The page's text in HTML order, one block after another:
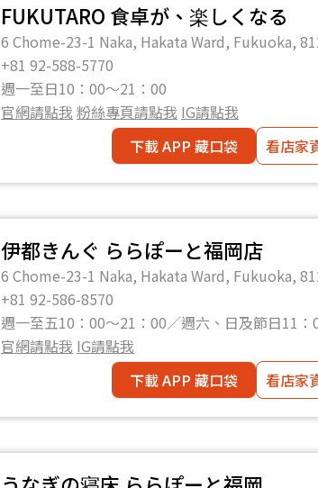
FUKUTARO 食卓が、楽しくなる
6 Chome-23-1 Naka, Hakata Ward, Fukuoka,
+81 92-588-5770
週一至日10：00～21：00
官網請點我 粉絲專頁請點我 IG請點我
下載 APP 藏口袋
看店家
伊都きんぐ ららぽーと福岡店
6 Chome-23-1 Naka, Hakata Ward, Fukuoka,
+81 92-586-8570
週一至五10：00～21：00／週六、日及節日11：
官網請點我 IG請點我
下載 APP 藏口袋
看店家